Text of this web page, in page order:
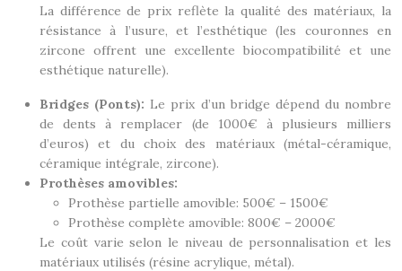
La différence de prix reflète la qualité des matériaux, la
résistance à l’usure, et l’esthétique (les couronnes en
zircone offrent une excellente biocompatibilité et une
esthétique naturelle).
Bridges (Ponts): Le prix d’un bridge dépend du nombre
de dents à remplacer (de 1000€ à plusieurs milliers
d’euros) et du choix des matériaux (métal-céramique,
céramique intégrale, zircone).
Prothèses amovibles:
Prothèse partielle amovible: 500€ – 1500€
Prothèse complète amovible: 800€ – 2000€
Le coût varie selon le niveau de personnalisation et les
matériaux utilisés (résine acrylique, métal).